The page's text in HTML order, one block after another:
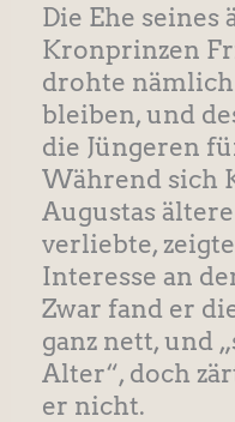
Die Ehe seines
Kronprinzen
drohte
bleiben, und
die Jüngeren
Während sich
Augustas
verliebte,
Interesse an
Zwar fand er
ganz nett, und
Alter“, doch
er nicht.